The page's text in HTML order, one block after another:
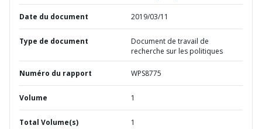
Date du document 2019/03/11
Type de document
Document de travail de
recherche sur les politiques
Numéro du rapport WPS8775
Volume 1
Total Volume(s) 1